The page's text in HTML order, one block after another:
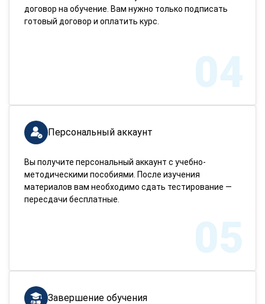
договор на обучение. Вам нужно только подписать
готовый договор и оплатить курс.
04
Персональный аккаунт
Вы получите персональный аккаунт с учебно-
методическими пособиями. После изучения
материалов вам необходимо сдать тестирование —
пересдачи бесплатные.
05
Завершение обучения